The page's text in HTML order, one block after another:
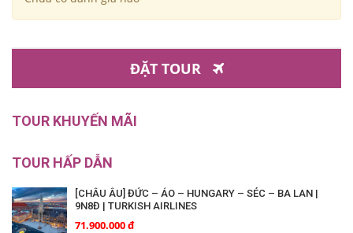
đăng nhậpđể đăng nhận xét
ĐẶT TOUR
TOUR KHUYẾN MÃI
TOUR HẤP DẪN
[CHÂU ÂU] ĐỨC – ÁO – HUNGARY – SÉC – BA LAN |
9N8Đ | TURKISH AIRLINES
71.900.000 đ